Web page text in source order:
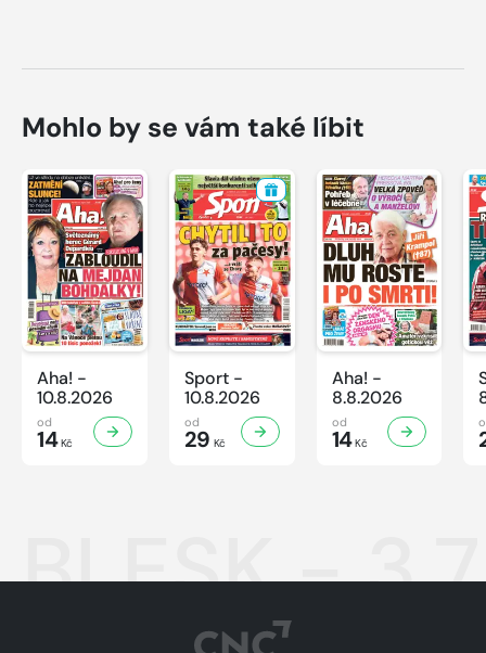
Mohlo by se vám také líbit
Aha! -
10.8.2026
od
14Kč
Sport -
10.8.2026
od
29 Kč
Aha! -
8.8.2026
od
14Kč
BLESK -